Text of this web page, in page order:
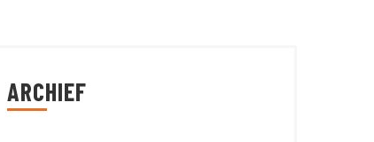
ARCHIEF